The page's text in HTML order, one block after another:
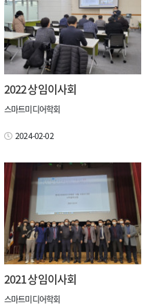
2022 상임이사회
스마트미디어학회
2024-02-02
2021 상임이사회
스마트미디어학회